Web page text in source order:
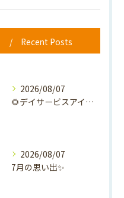
Recent Posts
2026/08/07
🌻デイサービスアイナの夏祭り🎐
2026/08/07
7月の思い出✨